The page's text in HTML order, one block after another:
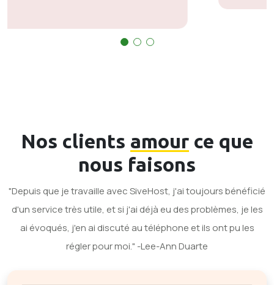
Nos clients amour ce que
nous faisons
"Depuis que je travaille avec SiveHost, j'ai toujours bénéficié
d'un service très utile, et si j'ai déjà eu des problèmes, je les
ai évoqués, j'en ai discuté au téléphone et ils ont pu les
régler pour moi." -Lee-Ann Duarte